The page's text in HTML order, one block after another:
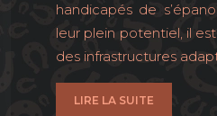
handicapés de
leur plein potentiel, il
des infrastructures
LIRE LA SUITE